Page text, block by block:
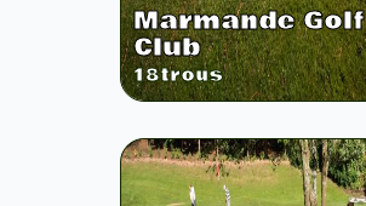
Marmande Golf
Club
18trous